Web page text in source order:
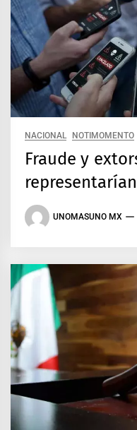
NACIONAL NOTIMOMENTO
Fraude y
UNOMASUNO MX